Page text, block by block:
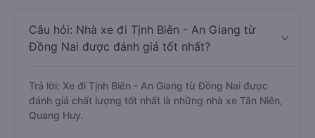
Câu hỏi: Nhà xe đi Tịnh Biên - An Giang từ
Đồng Nai được đánh giá tốt nhất?
Trả lời: Xe đi Tịnh Biên - An Giang từ Đồng Nai được
đánh giá chất lượng tốt nhất là những nhà xe Tân Niên,
Quang Huy.